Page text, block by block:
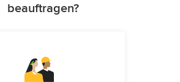
beauftragen?